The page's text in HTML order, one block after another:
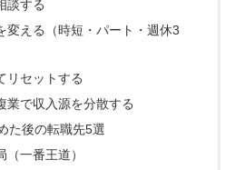
談する
変える（時短・パート・週休3
リセットする
業で収入源を分散する
た後の転職先5選
一番王道）